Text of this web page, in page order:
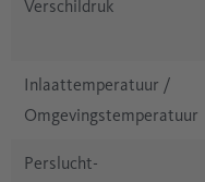
Verschildruk
Inlaattemperatuur /
Omgevingstemperatuur
Perslucht-